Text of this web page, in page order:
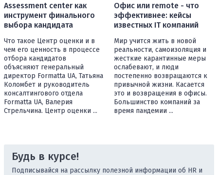
Assessment center как
инструмент финального
выбора кандидата
Что такое Центр оценки и в
чем его ценность в процессе
отбора кандидатов
объясняют генеральный
директор Formatta UA, Татьяна
Коломбет и руководитель
консалтингового отдела
Formatta UA, Валерия
Стрельчина. Центр оценки ...
Офис или remote - что
эффективнее: кейсы
известных IT компаний
Мир учится жить в новой
реальности, самоизоляция и
жесткие карантинные меры
ослабевают, и люди
постепенно возвращаются к
привычной жизни. Касается
это и возвращения в офисы.
Большинство компаний за
время пандемии ...
Будь в курсе!
Подписывайся на рассылку полезной информации об HR и